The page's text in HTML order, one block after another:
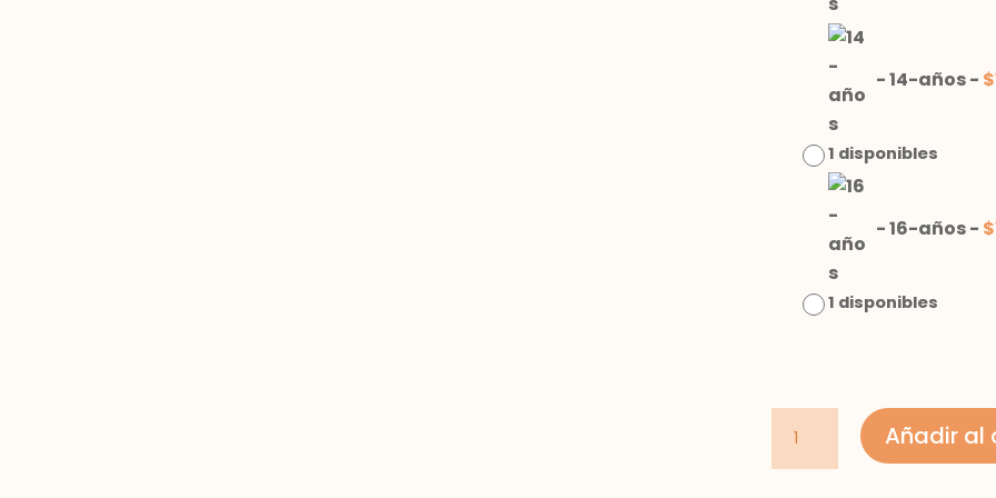
-14-años- $
1 disponibles
-16-años- $
1 disponibles
rayas
Añadir al